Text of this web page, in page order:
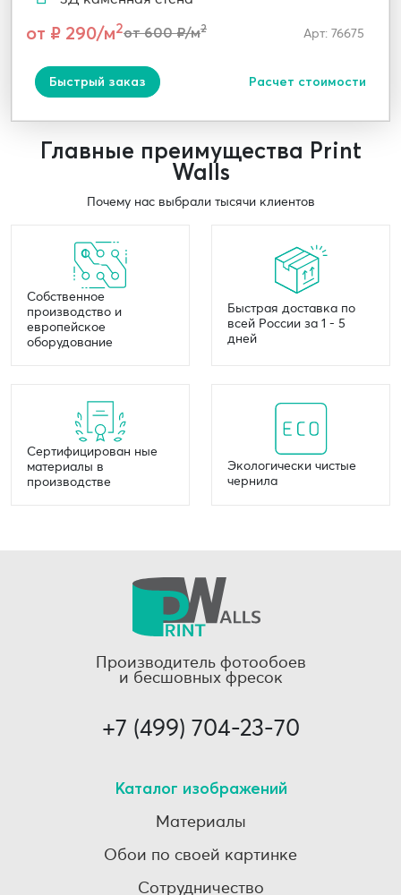
от ₽ 290/м2от 600 ₽/м2 Арт: 76675
Быстрый заказ Расчет стоимости
Главные преимущества Print
Walls
Почему нас выбрали тысячи клиентов
Собственное
производство и
европейское
оборудование
Быстрая доставка по
всей России за 1 - 5
дней
Сертифицирован ные
материалы в
производстве
Экологически чистые
чернила
Производитель фотообоев
и бесшовных фресок
+7 (499) 704-23-70
Каталог изображений
Материалы
Обои по своей картинке
Сотрудничество